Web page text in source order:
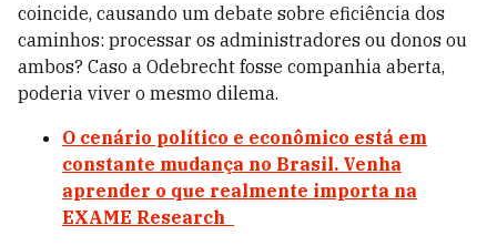
coincide, causando um debate sobre eficiência dos
caminhos: processar os administradores ou donos ou
ambos? Caso a Odebrecht fosse companhia aberta,
poderia viver o mesmo dilema.
O cenário político e econômico está em
constante mudança no Brasil. Venha
aprender o que realmente importa na
EXAME Research